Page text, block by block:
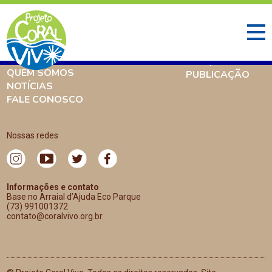
INÍCIO
AMBIENTE CORALÍNEO
QUEM SOMOS
NOTÍCIAS
PESQUISA
PUBLICAÇÃO
FALE CONOSCO
Nossas redes
Informações e contato
Base no Arraial d’Ajuda Eco Parque
(73) 991001372
contato@coralvivo.org.br